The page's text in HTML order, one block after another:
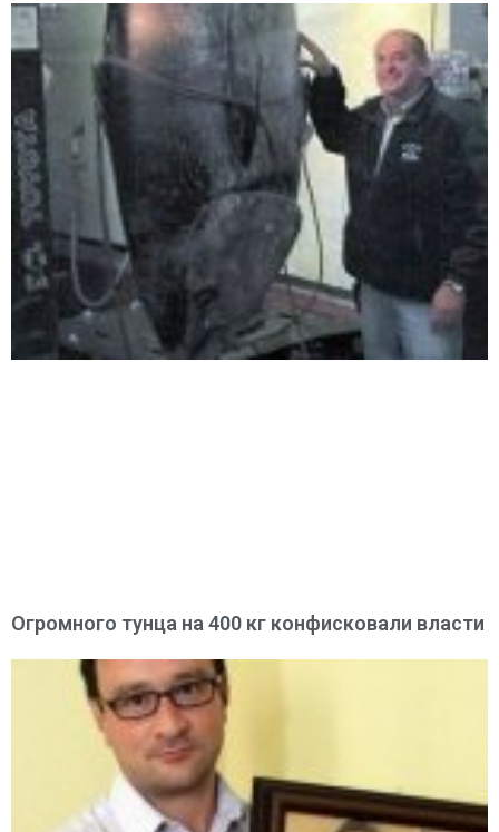
Огромного тунца на 400 кг конфисковали власти